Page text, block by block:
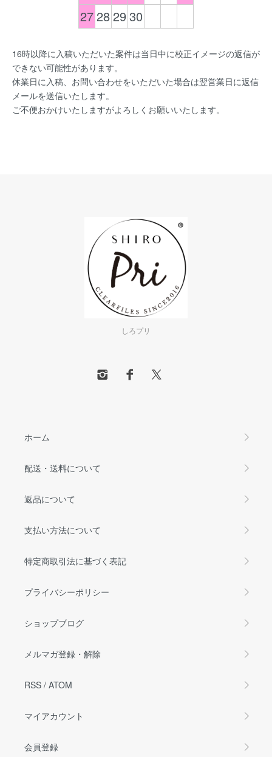
27 28 2930
16時以降に入稿いただいた案件は当日中に校正イメージの返信が
できない可能性があります。
休業日に入稿、お問い合わせをいただいた場合は翌営業日に返信
メールを送信いたします。
ご不便おかけいたしますがよろしくお願いいたします。
しろプリ
ホーム
配送・送料について
返品について
支払い方法について
特定商取引法に基づく表記
プライバシーポリシー
ショップブログ
メルマガ登録・解除
RSS / ATOM
マイアカウント
会員登録